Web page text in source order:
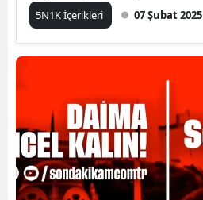
5N1K İçerikleri 07 Şubat 2025